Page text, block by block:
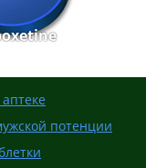
потенции